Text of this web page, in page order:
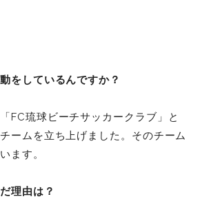
をしているんですか？
FC琉球ビーチサッカークラブ」と
ームを立ち上げました。そのチーム
ます。
理由は？